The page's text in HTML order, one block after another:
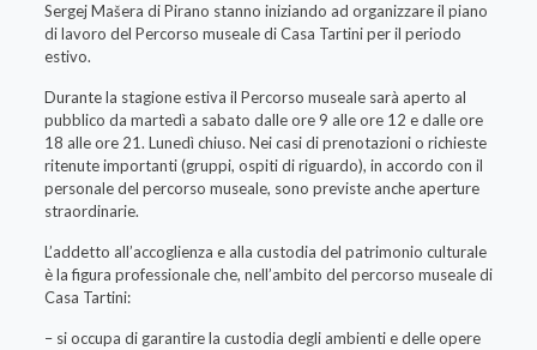
Sergej Mašera di Pirano stanno iniziando ad organizzare il piano
di lavoro del Percorso museale di Casa Tartini per il periodo
estivo.
Durante la stagione estiva il Percorso museale sarà aperto al
pubblico da martedì a sabato dalle ore 9 alle ore 12 e dalle ore
18 alle ore 21. Lunedì chiuso. Nei casi di prenotazioni o richieste
ritenute importanti (gruppi, ospiti di riguardo), in accordo con il
personale del percorso museale, sono previste anche aperture
straordinarie.
L’addetto all’accoglienza e alla custodia del patrimonio culturale
è la figura professionale che, nell’ambito del percorso museale di
Casa Tartini:
– si occupa di garantire la custodia degli ambienti e delle opere